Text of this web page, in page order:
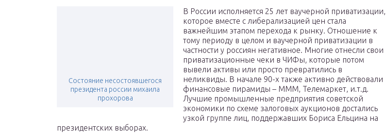
Состояние несостоявшегося
президента россии михаила
прохорова
В России исполняется 25 лет ваучерной приватизации,
которое вместе с либерализацией цен стала
важнейшим этапом перехода к рынку. Отношение к
тому периоду в целом и ваучерной приватизации в
частности у россиян негативное. Многие отнесли свои
приватизационные чеки в ЧИФы, которые потом
вывели активы или просто превратились в
неликвиды. В начале 90-х также активно действовали
финансовые пирамиды – МММ, Телемаркет, и.т.д.
Лучшие промышленные предприятия советской
экономики по схеме залоговых аукционов достались
узкой группе лиц, поддержавших Бориса Ельцина на
президентских выборах.